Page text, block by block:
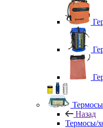
Назад
Термосы/